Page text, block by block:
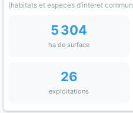
(habitats et especes d’interet
5 304
ha de surface
26
exploitations